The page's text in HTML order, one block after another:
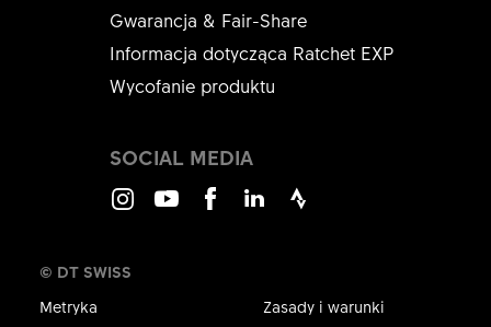
Gwarancja & Fair-Share
Informacja dotycząca Ratchet EXP
Wycofanie produktu
SOCIAL MEDIA
© DT SWISS
Metryka
Zasady i warunki